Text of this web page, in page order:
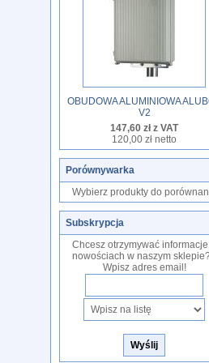
OBUDOWA ALUMINIOWA
V2
147,60 zł z VAT
120,00 zł netto
Porównywarka
Wybierz produkty do
Subskrypcja
Chcesz otrzymywać informacje
nowościach w naszym
Wpisz adres email!